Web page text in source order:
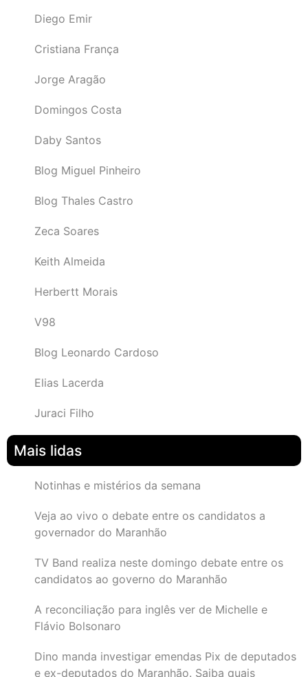
Diego Emir
Cristiana França
Jorge Aragão
Domingos Costa
Daby Santos
Blog Miguel Pinheiro
Blog Thales Castro
Zeca Soares
Keith Almeida
Herbertt Morais
V98
Blog Leonardo Cardoso
Elias Lacerda
Juraci Filho
Mais lidas
Notinhas e mistérios da semana
Veja ao vivo o debate entre os candidatos a
governador do Maranhão
TV Band realiza neste domingo debate entre os
candidatos ao governo do Maranhão
A reconciliação para inglês ver de Michelle e
Flávio Bolsonaro
Dino manda investigar emendas Pix de deputados
e ex-deputados do Maranhão. Saiba quais